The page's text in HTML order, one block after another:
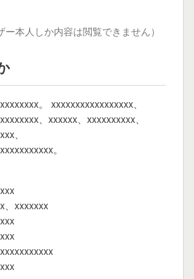
ー本人しか内容は閲覧できません）
。 xxxxxxxxxxxxxxxxx、
、xxxxxx、xxxxxxxxxx、
、
。
、xxxxxxx